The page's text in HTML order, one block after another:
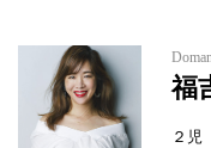
福
２児